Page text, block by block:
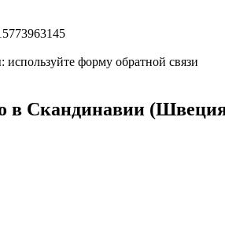
форму обратной связи
в Скандинавии